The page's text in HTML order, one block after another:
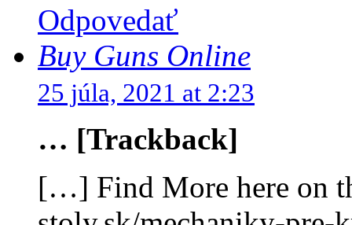
Odpovedať
Buy Guns Online
25 júla, 2021 at 2:23
… [Trackback]
[…] Find More here on